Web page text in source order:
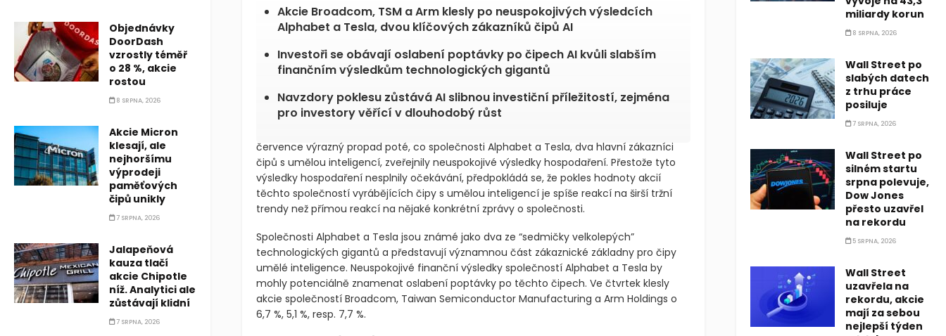
Akcie Broadcom, TSM a Arm klesly po neuspokojivých výsledcích
Alphabet a Tesla, dvou klíčových zákazníků čipů AI
Investoři se obávají oslabení poptávky po čipech AI kvůli slabším
finančním výsledkům technologických gigantů
Navzdory poklesu zůstává AI slibnou investiční příležitostí, zejména
pro investory věřící v dlouhodobý růst
července výrazný propad poté, co společnosti Alphabet a Tesla, dva hlavní zákazníci
čipů s umělou inteligencí, zveřejnily neuspokojivé výsledky hospodaření. Přestože tyto
výsledky hospodaření nesplnily očekávání, předpokládá se, že pokles hodnoty akcií
těchto společností vyrábějících čipy s umělou inteligencí je spíše reakcí na širší tržní
trendy než přímou reakcí na nějaké konkrétní zprávy o společnosti.
Společnosti Alphabet a Tesla jsou známé jako dva ze “sedmičky velkolepých”
technologických gigantů a představují významnou část zákaznické základny pro čipy
umělé inteligence. Neuspokojivé finanční výsledky společností Alphabet a Tesla by
mohly potenciálně znamenat oslabení poptávky po těchto čipech. Ve čtvrtek klesly
akcie společností Broadcom, Taiwan Semiconductor Manufacturing a Arm Holdings o
6,7 %, 5,1 %, resp. 7,7 %.
Objednávky
DoorDash
vzrostly téměř
o 28 %, akcie
rostou
8 SRPNA, 2026
Akcie Micron
klesají, ale
nejhoršímu
výprodeji
paměťových
čipů unikly
7 SRPNA, 2026
Jalapeňová
kauza tlačí
akcie Chipotle
níž. Analytici ale
zůstávají klidní
7 SRPNA, 2026
miliardy korun
8 SRPNA, 2026
Wall Street po
slabých datech
z trhu práce
posiluje
7 SRPNA, 2026
Wall Street po
silném startu
srpna polevuje,
Dow Jones
přesto uzavřel
na rekordu
5 SRPNA, 2026
Wall Street
uzavřela na
rekordu, akcie
mají za sebou
nejlepší týden